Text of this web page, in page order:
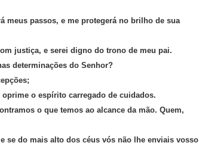
meus passos, e me protegerá no brilho de sua
justiça, e serei digno do trono de meu pai.
determinações do Senhor?
o espírito carregado de cuidados.
o que temos ao alcance da mão. Quem,
se do mais alto dos céus vós não lhe enviais vosso